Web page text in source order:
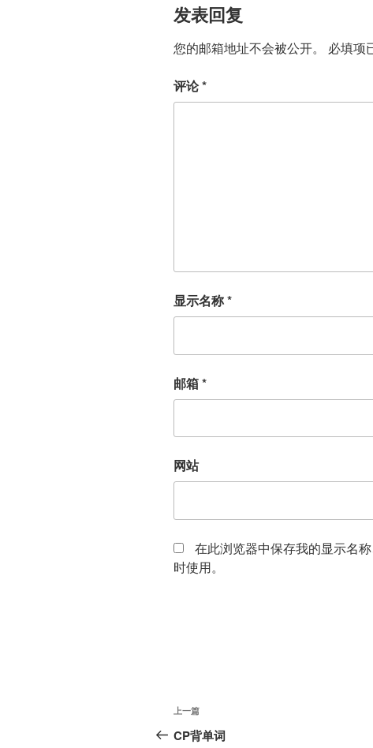
发表回复
您的邮箱地址不会被公开。 必填项
评论*
显示名称*
邮箱*
网站
在此浏览器中保存我的显示名
时使用。
文
章
上
一
上一篇
CP背单词